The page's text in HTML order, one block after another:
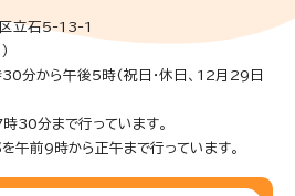
立石5-13-1
分から午後5時(祝日・休日、12月29日
30分まで行っています。
午前9時から正午まで行っています。